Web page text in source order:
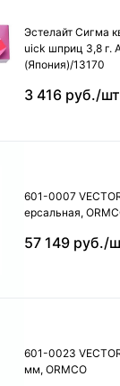
Эстелайт Сигма
uick шприц 3,8 г.
(Япония)/13170
3 416 руб./шт
601-0007
ерсальная,
57 149 руб./
601-0023
мм, ORMCO